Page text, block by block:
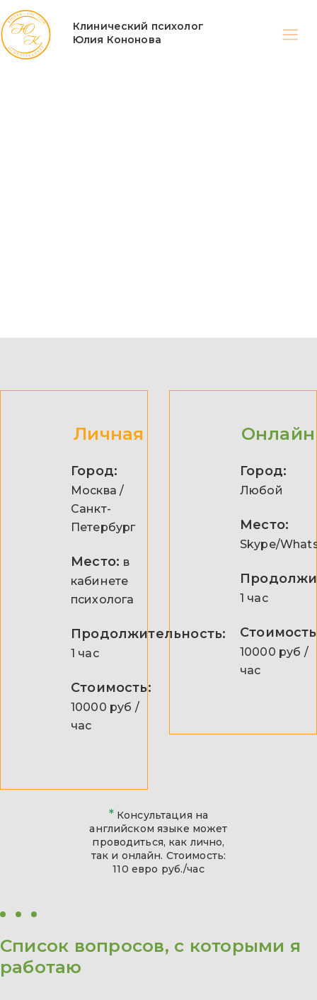
Клинический психолог
Юлия Кононова
Личная
Город:
Москва /
Санкт-
Петербург
Место: в
кабинете
психолога
Продолжительность:
1 час
Стоимость:
10000 руб /
час
Онлайн
Город:
Любой
Место:
Skype/
1 час
10000 руб /
час
*Консультация на
английском языке может
проводиться, как лично,
так и онлайн. Стоимость:
110 евро руб./час
Список вопросов, с которыми я
работаю